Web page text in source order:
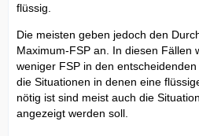
flüssig.
Die meisten geben jedoch den
Maximum-FSP an. In diesen Fällen
weniger FSP in den
die Situationen in denen eine
nötig ist sind meist auch die
angezeigt werden soll.